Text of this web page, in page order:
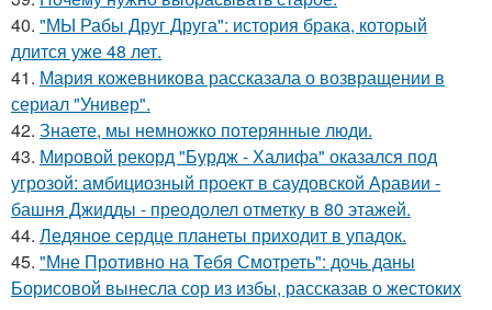
40. "МЫ Рабы Друг Друга": история брака, который
длится уже 48 лет.
41. Мария кожевникова рассказала о возвращении в
сериал "Универ".
42. Знаете, мы немножко потерянные люди.
43. Мировой рекорд "Бурдж - Халифа" оказался под
угрозой: амбициозный проект в саудовской Аравии -
башня Джидды - преодолел отметку в 80 этажей.
44. Ледяное сердце планеты приходит в упадок.
45. "Мне Противно на Тебя Смотреть": дочь даны
Борисовой вынесла сор из избы, рассказав о жестоких